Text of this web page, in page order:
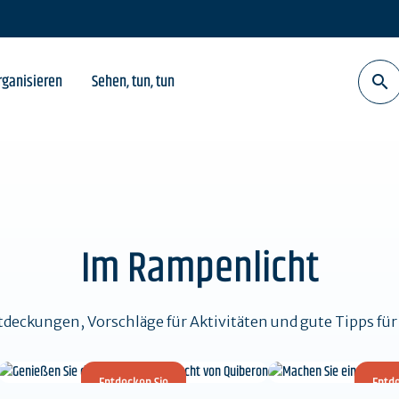
Sehen, tun, tun
von Quiberon
Im Rampenlicht
Vorschläge für Aktivitäten und gute Tipps für
Entdecken Sie